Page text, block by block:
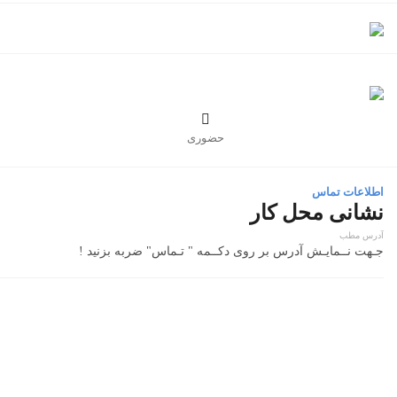

حضوری
اطلاعات تماس
نشانی محل کار
آدرس مطب
جـهت نــمایـش آدرس بر روی دکــمه " تـماس" ضربه بزنید !